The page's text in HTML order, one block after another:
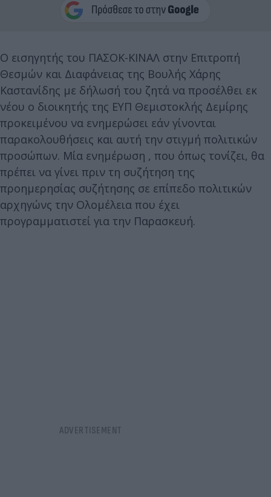
Ο εισηγητής του ΠΑΣΟΚ-ΚΙΝΑΛ στην Επιτροπή
Θεσμών και Διαφάνειας της Βουλής Χάρης
Καστανίδης με δήλωσή του ζητά να προσέλθει εκ
νέου ο διοικητής της ΕΥΠ Θεμιστοκλής Δεμίρης
προκειμένου να ενημερώσει εάν γίνονται
παρακολουθήσεις και αυτή την στιγμή πολιτικών
προσώπων. Μία ενημέρωση , που όπως τονίζει, θα
πρέπει να γίνει πριν τη συζήτηση της
προημερησίας συζήτησης σε επίπεδο πολιτικών
αρχηγώνς την Ολομέλεια που έχει
προγραμματιστεί για την Παρασκευή.